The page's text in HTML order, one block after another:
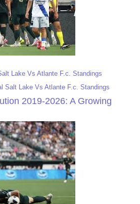
Lake Vs Atlante F.c. Standings
Salt Lake Vs Atlante F.c. Standings
2019-2026: A Growing